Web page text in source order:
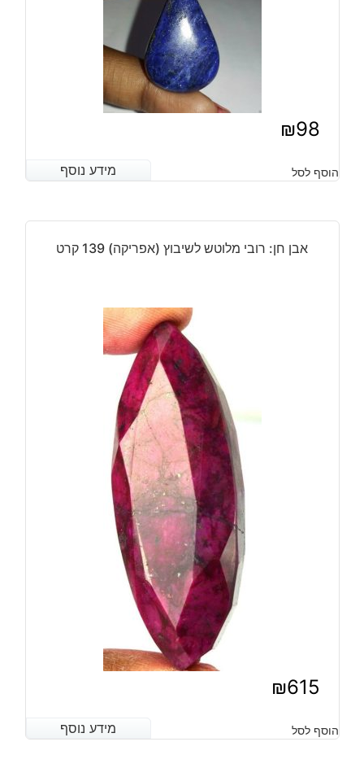
₪98
מידע נוסף הוסף לסל מידע נוסף
אבן חן: רובי מלוטש לשיבוץ (אפריקה) 139 קרט
₪615
מידע נוסף הוסף לסל מידע נוסף